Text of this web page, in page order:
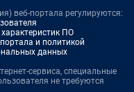
веб-портала регулируются:
ПО
и политикой
данных
сервиса, специальные
не требуются